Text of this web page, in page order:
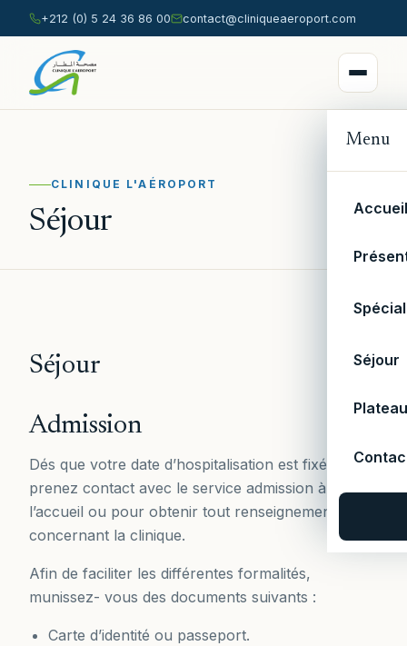
+212 (0) 5 24 36 86 00 contact@cliniqueaeroport.com
Menu
Accueil
Séjour
CLINIQUE L'AÉROPORT
Séjour
Séjour
Admission
Dés que votre date d’hospitalisation est fixée,
prenez contact avec le service admission à
l’accueil ou pour obtenir tout renseignement
concernant la clinique.
Afin de faciliter les différentes formalités,
munissez- vous des documents suivants :
Carte d’identité ou passeport.